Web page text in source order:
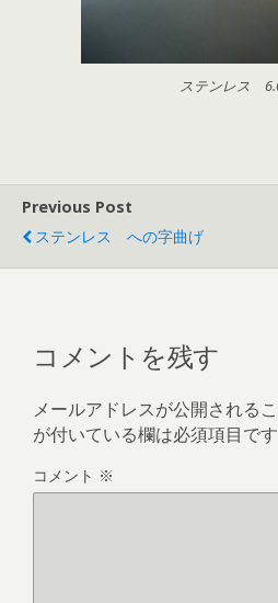
ステンレス
Previous Post
ステンレス への字曲げ
コメントを残す
メールアドレスが公開される
が付いている欄は必須項目です
コメント ※